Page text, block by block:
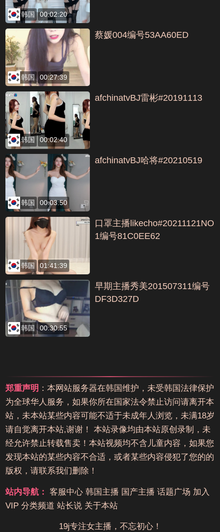
韩国 00:02:20
韩国 00:27:39
蔡媛004编号53AA60ED
韩国 00:02:40
afchinatvBJ雷彬#20191113
韩国 00:03:50
afchinatvBJ哈将#20210519
韩国 01:41:39
口罩主播likecho#20211121NO
1编号81C0EE62
韩国 00:30:55
早期主播秀美201507311编号
DF3D327D
郑重声明 ：本网站服务器在韩国维护，未受韩国法律保护
为全球华人服务，如果你所在国家法令禁止访问请离开本
站，未本站某些内容可能不适于未成年人浏览，未满18岁
请自觉离开本站,谢谢！ 本站录像均由本站原创录制，未
经允许禁止转载售卖！本站视频均不含儿童内容，如果您
发现本站的某些内容不合适，或者某些内容侵犯了您的的
版权，请联系我们删除！
站内导航： 客服中心 韩国主播 国产主播 话题广场 加入
VIP 分类频道 站长说 关于本站
19j专注女主播，不忘初心！